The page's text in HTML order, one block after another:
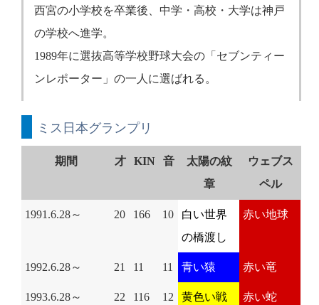
西宮の小学校を卒業後、中学・高校・大学は神戸
の学校へ進学。
1989年に選抜高等学校野球大会の「セブンティー
ンレポーター」の一人に選ばれる。
ミス日本グランプリ
期間 才 KIN 音
太陽の紋
章
ウェブス
ペル
1991.6.28～ 20 166 10
白い世界
の橋渡し
赤い地球
1992.6.28～ 21 11 11 青い猿 赤い竜
1993.6.28～ 22 116 12
黄色い戦
赤い蛇